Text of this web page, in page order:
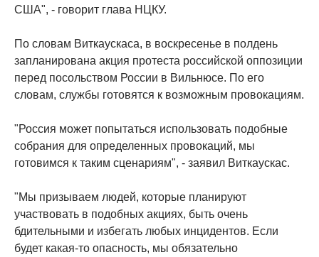
США", - говорит глава НЦКУ.
По словам Виткаускаса, в воскресенье в полдень
запланирована акция протеста российской оппозиции
перед посольством России в Вильнюсе. По его
словам, службы готовятся к возможным провокациям.
"Россия может попытаться использовать подобные
собрания для определенных провокаций, мы
готовимся к таким сценариям", - заявил Виткаускас.
"Мы призываем людей, которые планируют
участвовать в подобных акциях, быть очень
бдительными и избегать любых инцидентов. Если
будет какая-то опасность, мы обязательно